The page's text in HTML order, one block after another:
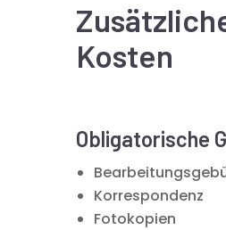
Kosten
Obligatorische
Korrespondenz
Fotokopien